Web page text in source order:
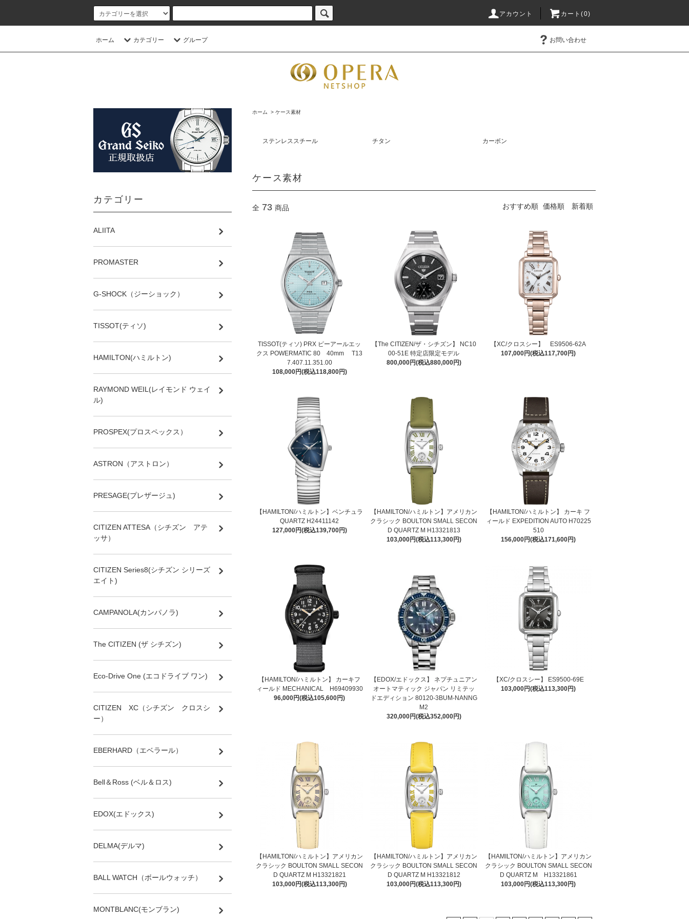
アカウント カート(0)
ホーム カテゴリー グループ お問い合わせ
ホーム > ケース素材
ステンレススチール チタン カーボン
ケース素材
全 73 商品 おすすめ順 価格順 新着順
TISSOT(ティソ) PRX ピーアールエッ
クス POWERMATIC 80 40mm T13
7.407.11.351.00
108,000円(税込118,800円)
【The CITIZEN/ザ・シチズン】 NC10
00-51E 特定店限定モデル
800,000円(税込880,000円)
【XC/クロスシー】 ES9506-62A
107,000円(税込117,700円)
【HAMILTON/ハミルトン】ベンチュラ
QUARTZ H24411142
127,000円(税込139,700円)
【HAMILTON/ハミルトン】アメリカン
クラシック BOULTON SMALL SECON
D QUARTZ M H13321813
103,000円(税込113,300円)
【HAMILTON/ハミルトン】 カーキ フ
ィールド EXPEDITION AUTO H70225
510
156,000円(税込171,600円)
【HAMILTON/ハミルトン】 カーキフ
ィールド MECHANICAL H69409930
96,000円(税込105,600円)
【EDOX/エドックス】 ネプチュニアン
オートマティック ジャパン リミテッ
ドエディション 80120-3BUM-NANNG
M2
320,000円(税込352,000円)
【XC/クロスシー】 ES9500-69E
103,000円(税込113,300円)
【HAMILTON/ハミルトン】アメリカン
クラシック BOULTON SMALL SECON
D QUARTZ M H13321821
103,000円(税込113,300円)
【HAMILTON/ハミルトン】アメリカン
クラシック BOULTON SMALL SECON
D QUARTZ M H13321812
103,000円(税込113,300円)
【HAMILTON/ハミルトン】アメリカン
クラシック BOULTON SMALL SECON
D QUARTZ M H13321861
103,000円(税込113,300円)
カテゴリー
ALIITA
PROMASTER
G-SHOCK（ジーショック）
TISSOT(ティソ)
HAMILTON(ハミルトン)
RAYMOND WEIL(レイモンド ウェイ
ル)
PROSPEX(プロスペックス）
ASTRON（アストロン）
PRESAGE(プレザージュ)
CITIZEN ATTESA（シチズン アテ
ッサ）
CITIZEN Series8(シチズン シリーズ
エイト)
CAMPANOLA(カンパノラ)
The CITIZEN (ザ シチズン)
Eco-Drive One (エコドライブ ワン)
CITIZEN XC（シチズン クロスシ
ー）
EBERHARD（エベラール）
Bell＆Ross (ベル＆ロス)
EDOX(エドックス)
DELMA(デルマ)
BALL WATCH（ボールウォッチ）
MONTBLANC(モンブラン)